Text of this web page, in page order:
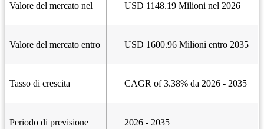
Valore del mercato nel USD 1148.19 Milioni nel 2026
Valore del mercato entro USD 1600.96 Milioni entro 2035
Tasso di crescita CAGR of 3.38% da 2026 - 2035
Periodo di previsione 2026 - 2035